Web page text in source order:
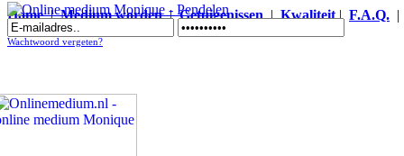
Home|Medium worden|Getuigenissen|Kwaliteit| F.A.Q.
Online medium Monique - Pendelen
Wachtwoord vergeten?